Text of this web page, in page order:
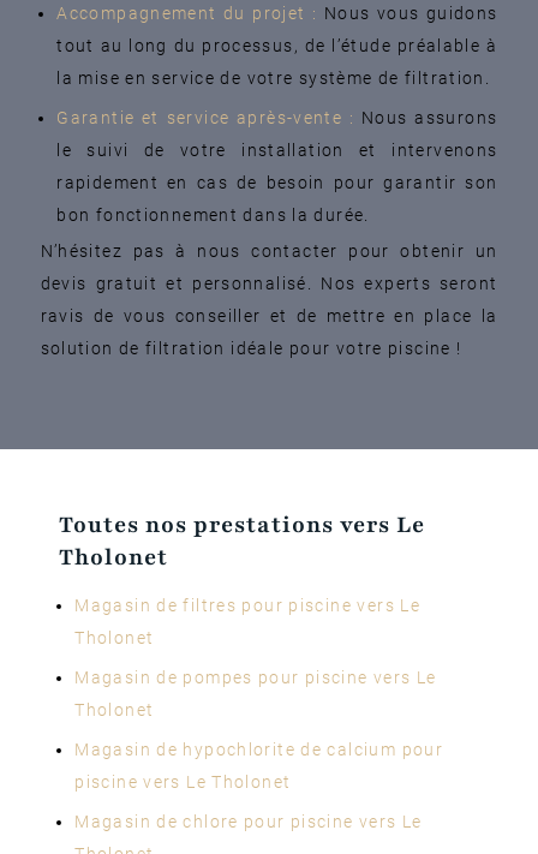
Accompagnement du projet : Nous vous guidons
tout au long du processus, de l’étude préalable à
la mise en service de votre système de filtration.
Garantie et service après-vente : Nous assurons
le suivi de votre installation et intervenons
rapidement en cas de besoin pour garantir son
bon fonctionnement dans la durée.
N’hésitez pas à nous contacter pour obtenir un
devis gratuit et personnalisé. Nos experts seront
ravis de vous conseiller et de mettre en place la
solution de filtration idéale pour votre piscine !
Toutes nos prestations vers Le
Tholonet
Magasin de filtres pour piscine vers Le
Tholonet
Magasin de pompes pour piscine vers Le
Tholonet
Magasin de hypochlorite de calcium pour
piscine vers Le Tholonet
Magasin de chlore pour piscine vers Le